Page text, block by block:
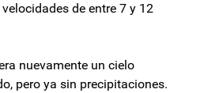
de entre 7 y 12
nuevamente un cielo
pero ya sin precipitaciones.